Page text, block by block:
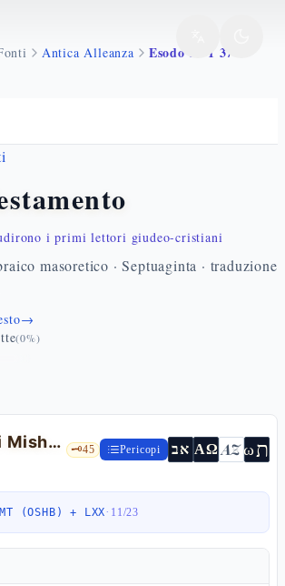
Antica Alleanza Esodo 21 1 37
i primi lettori giudeo-cristiani
masoretico · Septuaginta · traduzione
→
(0%)
Esodo 21 — i Mishpatìm: servo ebreo, dignità dello schiavo, bue muʿàd 🗝️45 Pericopi אב ΑΩ AZωת
MT (OSHB) + LXX· 11/23